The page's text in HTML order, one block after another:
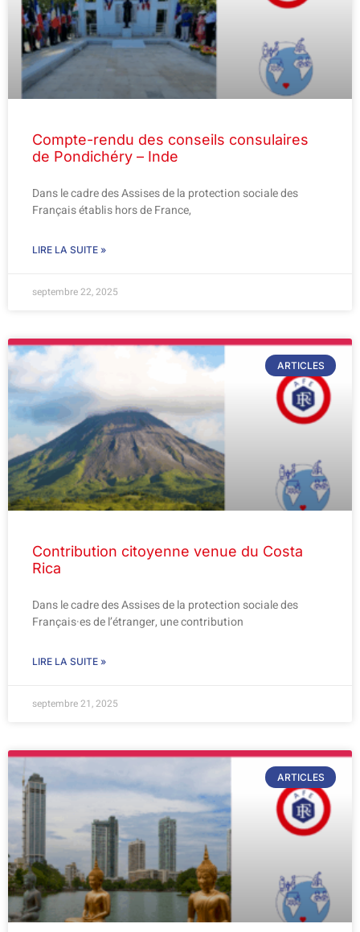
Compte-rendu des conseils consulaires
de Pondichéry – Inde
Dans le cadre des Assises de la protection sociale des
Français établis hors de France,
LIRE LA SUITE »
septembre 22, 2025
ARTICLES
Contribution citoyenne venue du Costa
Rica
Dans le cadre des Assises de la protection sociale des
Français·es de l’étranger, une contribution
LIRE LA SUITE »
septembre 21, 2025
ARTICLES